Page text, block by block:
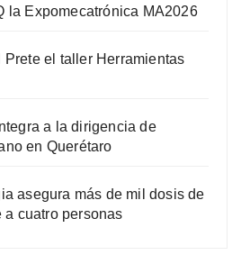
la Expomecatrónica MA2026
el taller Herramientas
a la dirigencia de
en Querétaro
asegura más de mil dosis de
a cuatro personas